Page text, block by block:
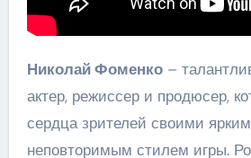
Николай Фоменко–
актер, режиссер и продюсер,
сердца зрителей своими
неповторимым стилем игры.